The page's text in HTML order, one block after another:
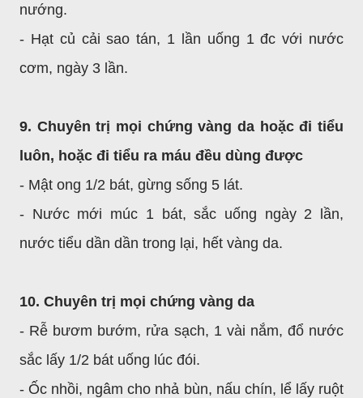
nướng.
- Hạt củ cải sao tán, 1 lần uống 1 đc với nước
cơm, ngày 3 lần.
9. Chuyên trị mọi chứng vàng da hoặc đi tiểu
luôn, hoặc đi tiểu ra máu đều dùng được
- Mật ong 1/2 bát, gừng sống 5 lát.
- Nước mới múc 1 bát, sắc uống ngày 2 lần,
nước tiểu dần dần trong lại, hết vàng da.
10. Chuyên trị mọi chứng vàng da
- Rễ bươm bướm, rửa sạch, 1 vài nắm, đổ nước
sắc lấy 1/2 bát uống lúc đói.
- Ốc nhồi, ngâm cho nhả bùn, nấu chín, lể lấy ruột